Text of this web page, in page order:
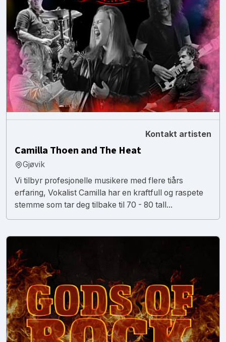
Kontakt artisten
Camilla Thoen and The Heat
Gjøvik
Vi tilbyr profesjonelle musikere med flere tiårs
erfaring, Vokalist Camilla har en kraftfull og raspete
stemme som tar deg tilbake til 70 - 80 tall...